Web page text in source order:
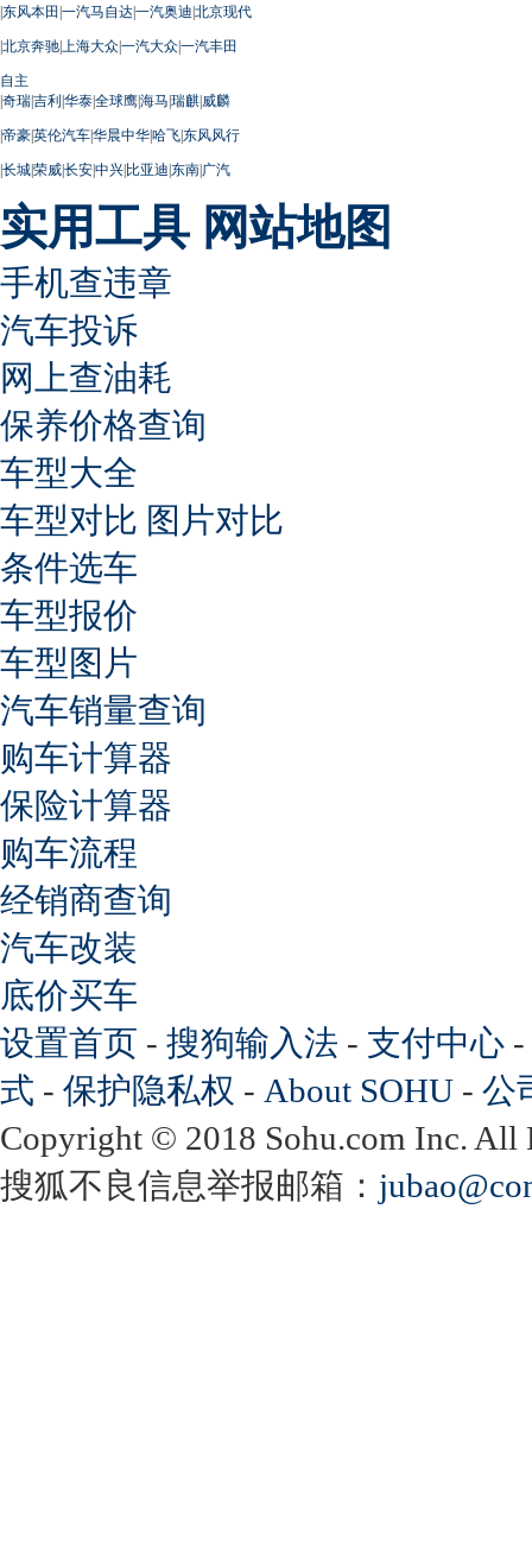
|东风本田 |一汽马自达|一汽奥迪|北京现代
|北京奔驰| 上海大众|一汽大众|一汽丰田
自主
|奇瑞|吉利|华泰|全球鹰|海马|瑞麒|威麟
|帝豪|英伦汽车|华晨中华|哈飞|东风风行
|长城|荣威|长安|中兴|比亚迪|东南|广汽
实用工具 网站地图
手机查违章
汽车投诉
网上查油耗
保养价格查询
车型大全
车型对比 图片对比
条件选车
车型报价
车型图片
汽车销量查询
购车计算器
保险计算器
购车流程
经销商查询
汽车改装
底价买车
设置首页 - 搜狗输入法 - 支付中心 -
式 - 保护隐私权 - About SOHU - 公
Copyright © 2018 Sohu.com Inc.
搜狐不良信息举报邮箱：